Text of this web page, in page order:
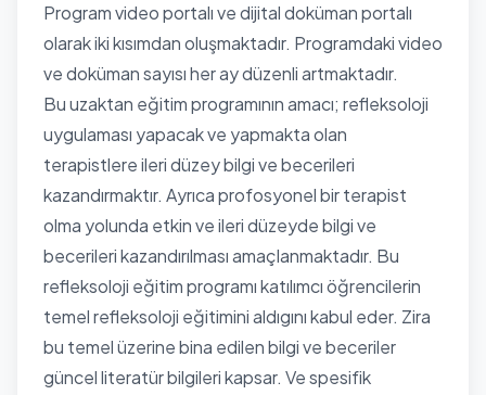
Program video portalı ve dijital doküman portalı
olarak iki kısımdan oluşmaktadır. Programdaki video
ve doküman sayısı her ay düzenli artmaktadır.
Bu uzaktan eğitim programının amacı; refleksoloji
uygulaması yapacak ve yapmakta olan
terapistlere ileri düzey bilgi ve becerileri
kazandırmaktır. Ayrıca profosyonel bir terapist
olma yolunda etkin ve ileri düzeyde bilgi ve
becerileri kazandırılması amaçlanmaktadır. Bu
refleksoloji eğitim programı katılımcı öğrencilerin
temel refleksoloji eğitimini aldıgını kabul eder. Zira
bu temel üzerine bina edilen bilgi ve beceriler
güncel literatür bilgileri kapsar. Ve spesifik